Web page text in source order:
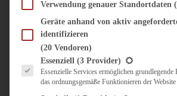
Verwendung genauer Standortdaten
Geräte anhand von aktiv
identifizieren
(20 Vendoren)
Es folgt eine Liste der Service-Gruppen, für die eine
Essenziell (3 Provider)
Essenzielle Services ermöglichen
das ordnungsgemäße Funktionieren der